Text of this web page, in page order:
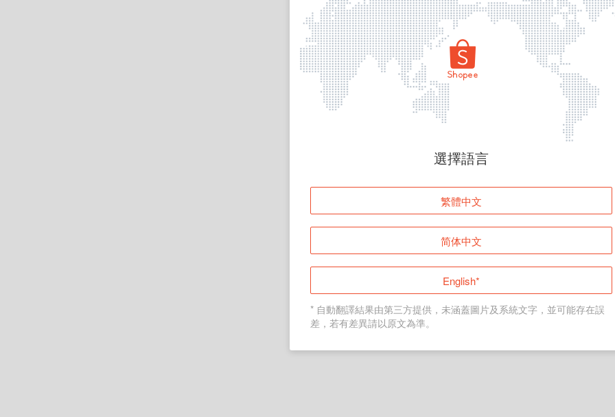
頁面無法顯示
登入
返回首頁
選擇語言
繁體中文
简体中文
English*
* 自動翻譯結果由第三方提供，未涵蓋圖片及系統文字，並可能存在誤
差，若有差異請以原文為準。